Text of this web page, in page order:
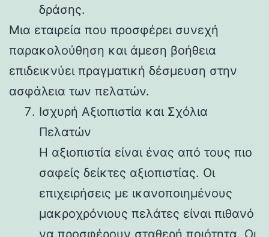
δράσης.
Μια εταιρεία που προσφέρει συνεχή
παρακολούθηση και άμεση βοήθεια
επιδεικνύει πραγματική δέσμευση στην
ασφάλεια των πελατών.
Ισχυρή Αξιοπιστία και Σχόλια
Πελατών
Η αξιοπιστία είναι ένας από τους πιο
σαφείς δείκτες αξιοπιστίας. Οι
επιχειρήσεις με ικανοποιημένους
μακροχρόνιους πελάτες είναι πιθανό
να προσφέρουν σταθερή ποιότητα. Οι